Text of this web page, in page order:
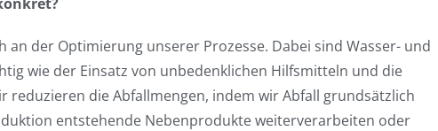
der Optimierung unserer Prozesse. Dabei sind Wasser- und
wie der Einsatz von unbedenklichen Hilfsmitteln und die
reduzieren die Abfallmengen, indem wir Abfall grundsätzlich
entstehende Nebenprodukte weiterverarbeiten oder